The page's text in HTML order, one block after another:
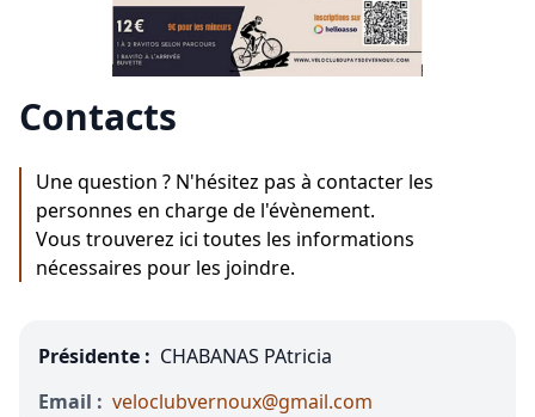
Contacts
Une question ? N'hésitez pas à contacter les
personnes en charge de l'évènement.
Vous trouverez ici toutes les informations
nécessaires pour les joindre.
Présidente : CHABANAS PAtricia
Email : veloclubvernoux@gmail.com